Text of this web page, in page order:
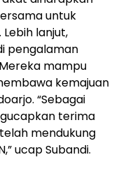
untuk
Lebih lanjut,
pengalaman
mampu
kemajuan
“Sebagai
terima
mendukung
ucap Subandi.